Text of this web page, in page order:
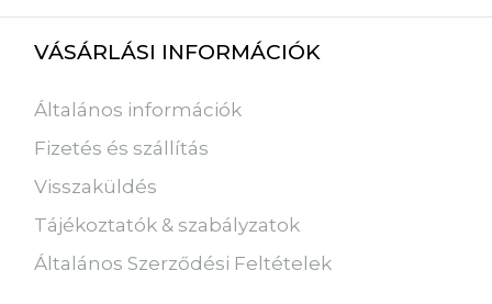
VÁSÁRLÁSI INFORMÁCIÓK
Általános információk
Fizetés és szállítás
Visszaküldés
Tájékoztatók & szabályzatok
Általános Szerződési Feltételek